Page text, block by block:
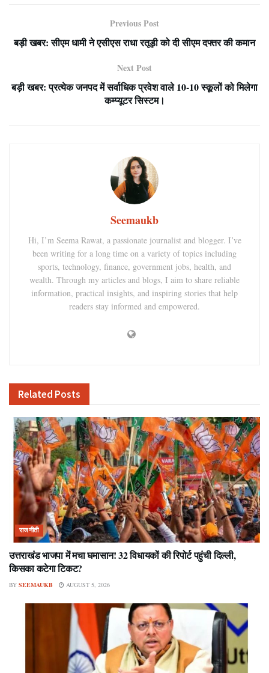
Previous Post
बड़ी खबर: सीएम धामी ने एसीएस राधा रतूड़ी को दी सीएम दफ्तर की कमान
Next Post
बड़ी खबर: प्रत्येक जनपद में सर्वाधिक प्रवेश वाले 10-10 स्कूलों को मिलेगा
कम्प्यूटर सिस्टम।
Seemaukb
Hi, I’m Seema Rawat, a passionate journalist and blogger. I’ve
been writing for a long time on a variety of topics including
sports, technology, finance, government jobs, health, and
wealth. Through my articles and blogs, I aim to share reliable
information, practical insights, and inspiring stories that help
readers stay informed and empowered.
Related Posts
राजनीती
उत्तराखंड भाजपा में मचा घमासान! 32 विधायकों की रिपोर्ट पहुंची दिल्ली,
किसका कटेगा टिकट?
BY SEEMAUKB AUGUST 5, 2026